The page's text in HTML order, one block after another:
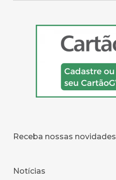
Receba nossas novidades
Notícias